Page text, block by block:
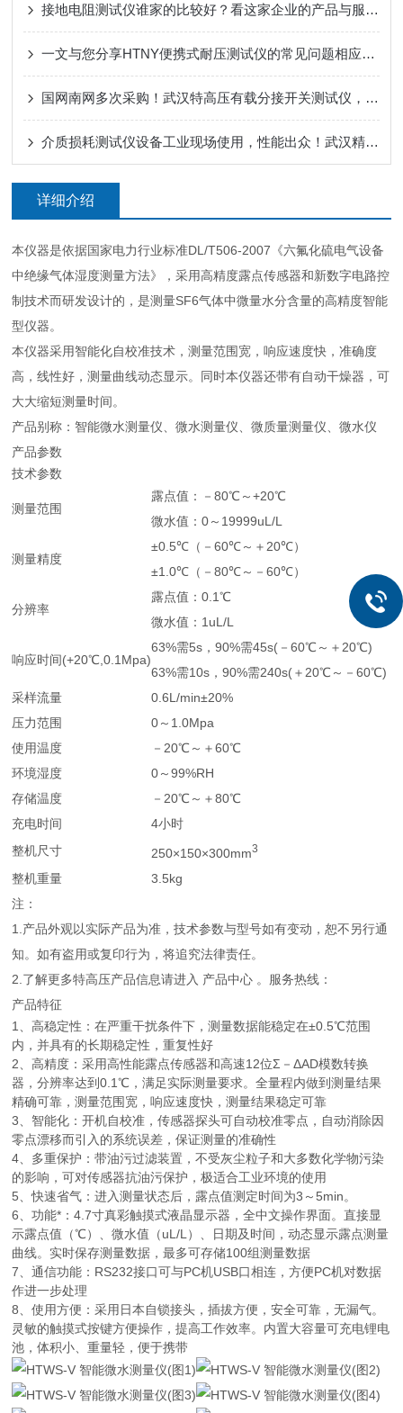
接地电阻测试仪谁家的比较好？看这家企业的产品与服务实践
一文与您分享HTNY便携式耐压测试仪的常见问题相应解决方法
国网南网多次采购！武汉特高压有载分接开关测试仪，保障化工变压器调压安全
介质损耗测试仪设备工业现场使用，性能出众！武汉精密测量洞察绝缘老化
详细介绍
本仪器是依据国家电力行业标准DL/T506-2007《六氟化硫电气设备
中绝缘气体湿度测量方法》，采用高精度露点传感器和新数字电路控
制技术而研发设计的，是测量SF6气体中微量水分含量的高精度智能
型仪器。
本仪器采用智能化自校准技术，测量范围宽，响应速度快，准确度
高，线性好，测量曲线动态显示。同时本仪器还带有自动干燥器，可
大大缩短测量时间。
产品别称：智能微水测量仪、微水测量仪、微质量测量仪、微水仪
产品参数
技术参数
测量范围
露点值：－80℃～+20℃
微水值：0～19999uL/L
测量精度
±0.5℃（－60℃～＋20℃）
±1.0℃（－80℃～－60℃）
分辨率
露点值：0.1℃
微水值：1uL/L
响应时间(+20℃,0.1Mpa)
63%需5s，90%需45s(－60℃～＋20℃)
63%需10s，90%需240s(＋20℃～－60℃)
采样流量
0.6L/min±20%
压力范围
0～1.0Mpa
使用温度
－20℃～＋60℃
环境湿度
0～99%RH
存储温度
－20℃～＋80℃
充电时间
4小时
整机尺寸
250×150×300mm3
整机重量
3.5kg
注：
1.产品外观以实际产品为准，技术参数与型号如有变动，恕不另行通
知。如有盗用或复印行为，将追究法律责任。
2.了解更多特高压产品信息请进入 产品中心 。服务热线：
产品特征
1、高稳定性：在严重干扰条件下，测量数据能稳定在±0.5℃范围
内，并具有的长期稳定性，重复性好
2、高精度：采用高性能露点传感器和高速12位Σ－ΔAD模数转换
器，分辨率达到0.1℃，满足实际测量要求。全量程内做到测量结果
精确可靠，测量范围宽，响应速度快，测量结果稳定可靠
3、智能化：开机自校准，传感器探头可自动校准零点，自动消除因
零点漂移而引入的系统误差，保证测量的准确性
4、多重保护：带油污过滤装置，不受灰尘粒子和大多数化学物污染
的影响，可对传感器抗油污保护，极适合工业环境的使用
5、快速省气：进入测量状态后，露点值测定时间为3～5min。
6、功能*：4.7寸真彩触摸式液晶显示器，全中文操作界面。直接显
示露点值（℃）、微水值（uL/L）、日期及时间，动态显示露点测量
曲线。实时保存测量数据，最多可存储100组测量数据
7、通信功能：RS232接口可与PC机USB口相连，方便PC机对数据
作进一步处理
8、使用方便：采用日本自锁接头，插拔方便，安全可靠，无漏气。
灵敏的触摸式按键方便操作，提高工作效率。内置大容量可充电锂电
池，体积小、重量轻，便于携带